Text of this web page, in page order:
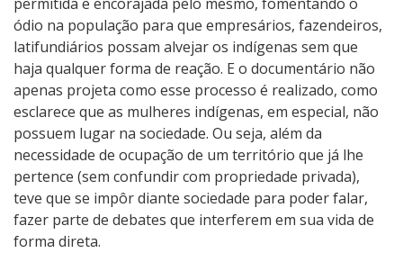
ódio na população para que empresários, fazendeiros,
latifundiários possam alvejar os indígenas sem que
haja qualquer forma de reação. E o documentário não
apenas projeta como esse processo é realizado, como
esclarece que as mulheres indígenas, em especial, não
possuem lugar na sociedade. Ou seja, além da
necessidade de ocupação de um território que já lhe
pertence (sem confundir com propriedade privada),
teve que se impôr diante sociedade para poder falar,
fazer parte de debates que interferem em sua vida de
forma direta.